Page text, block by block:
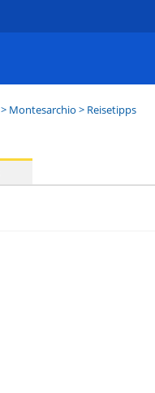
> Montesarchio > Reisetipps